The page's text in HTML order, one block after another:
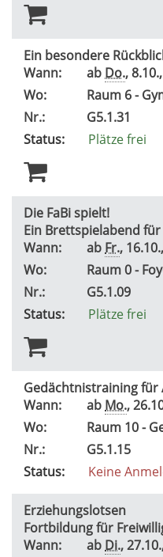
Ein besondere
Wann:
ab Do.,
Wo:
Raum 6 -
Nr.:
G5.1.31
Status:
Plätze frei
Die FaBi spielt!
Ein Brettspielabend
Wann:
ab Fr.,
Wo:
Raum 0 -
Nr.:
G5.1.09
Status:
Plätze frei
Gedächtnistraining für
Wann:
ab Mo.,
Wo:
Raum 10 -
Nr.:
G5.1.15
Status:
Keine
Erziehungslotsen
Fortbildung für
Wann:
ab Di.,